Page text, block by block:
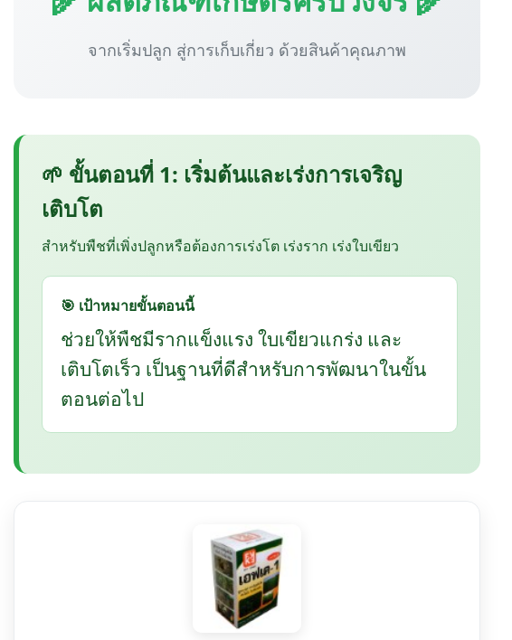
จากเริ่มปลูก สู่การเก็บเกี่ยว ด้วยสินค้าคุณภาพ
🌱 ขั้นตอนที่ 1: เริ่มต้นและเร่งการเจริญ
เติบโต
สำหรับพืชที่เพิ่งปลูกหรือต้องการเร่งโต เร่งราก เร่งใบเขียว
🎯 เป้าหมายขั้นตอนนี้
ช่วยให้พืชมีรากแข็งแรง ใบเขียวแกร่ง และ
เติบโตเร็ว เป็นฐานที่ดีสำหรับการพัฒนาในขั้น
ตอนต่อไป